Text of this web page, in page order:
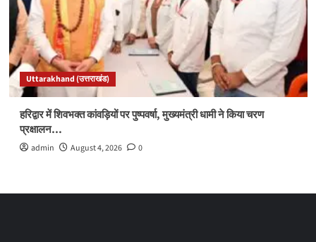
Uttarakhand (उत्तराखंड)
हरिद्वार में शिवभक्त कांवड़ियों पर पुष्पवर्षा, मुख्यमंत्री धामी ने किया चरण
प्रक्षालन…
admin August 4, 2026 0